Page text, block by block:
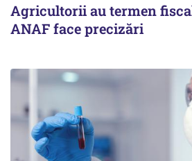
Agricultorii au termen
ANAF face precizări